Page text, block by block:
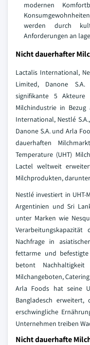
modernen
werden durch
Anforderungen an
Nicht dauerhafter
Lactalis International,
Limited, Danone
signifikante 5
Milchindustrie in
International, Nestlé
Danone S.A. und Arla
dauerhaften
Temperature (UHT)
Lactel weltweit
Milchprodukten,
Nestlé investiert in
Argentinien und Sri
unter Marken wie
Nachfrage in
fettarme und
betont
Milchangeboten,
Arla Foods hat seine
Bangladesch
erschwingliche
Unternehmen treiben
Nicht dauerhafte